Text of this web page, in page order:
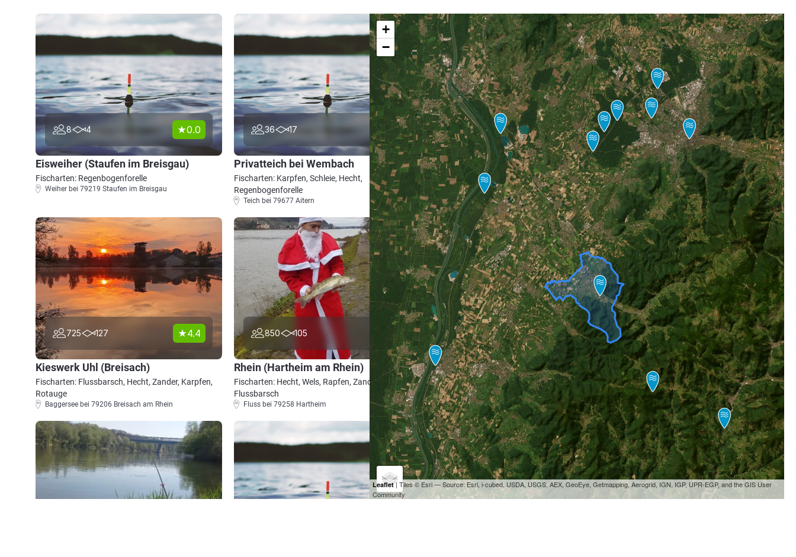
8 4 0.0
Eisweiher (Staufen im Breisgau)
Fischarten: Regenbogenforelle
Weiher bei 79219 Staufen im Breisgau
36 17 5.0
Privatteich bei Wembach
Fischarten: Karpfen, Schleie, Hecht,
Regenbogenforelle
Teich bei 79677 Aitern
725 127 4.4
Kieswerk Uhl (Breisach)
Fischarten: Flussbarsch, Hecht, Zander, Karpfen,
Rotauge
Baggersee bei 79206 Breisach am Rhein
850 105
Rhein (Hartheim am Rhein)
Fischarten: Hecht, Wels, Rapfen, Zander,
Flussbarsch
Fluss bei 79258 Hartheim
+
−
Leaflet| Tiles © Esri — Source: Esri, i-cubed, USDA, USGS, AEX, GeoEye, Getmapping, Aerogrid, IGN, IGP, UPR-EGP, and the GIS User
Community